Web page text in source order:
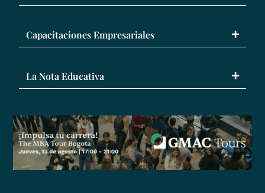
Capacitaciones Empresariales
La Nota Educativa